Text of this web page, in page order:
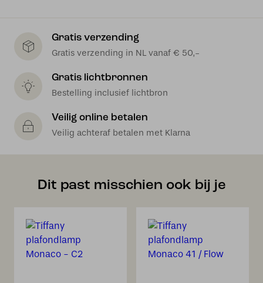
Gratis verzending
Gratis verzending in NL vanaf € 50,-
Gratis lichtbronnen
Bestelling inclusief lichtbron
Veilig online betalen
Veilig achteraf betalen met Klarna
Dit past misschien ook bij je